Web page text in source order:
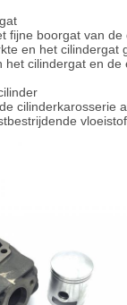
fijne boorgat van
en het cilindergat
het cilindergat en de
cilinderkarosserie